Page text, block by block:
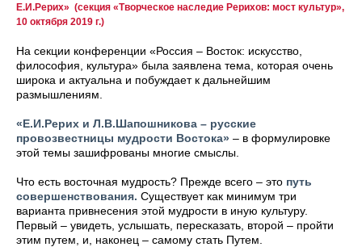
Е.И.Рерих» (секция «Творческое наследие Рерихов: мост культур»,
10 октября 2019 г.)
На секции конференции «Россия – Восток: искусство,
философия, культура» была заявлена тема, которая очень
широка и актуальна и побуждает к дальнейшим
размышлениям.
«Е.И.Рерих и Л.В.Шапошникова – русские
провозвестницы мудрости Востока» – в формулировке
этой темы зашифрованы многие смыслы.
Что есть восточная мудрость? Прежде всего – это путь
совершенствования. Существует как минимум три
варианта привнесения этой мудрости в иную культуру.
Первый – увидеть, услышать, пересказать, второй – пройти
этим путем, и, наконец – самому стать Путем.